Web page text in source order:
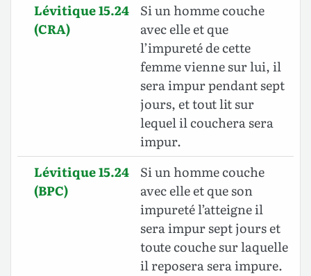
Lévitique 15.24
(CRA)
Si un homme couche
avec elle et que
l’impureté de cette
femme vienne sur lui, il
sera impur pendant sept
jours, et tout lit sur
lequel il couchera sera
impur.
Lévitique 15.24
(BPC)
Si un homme couche
avec elle et que son
impureté l’atteigne il
sera impur sept jours et
toute couche sur laquelle
il reposera sera impure.